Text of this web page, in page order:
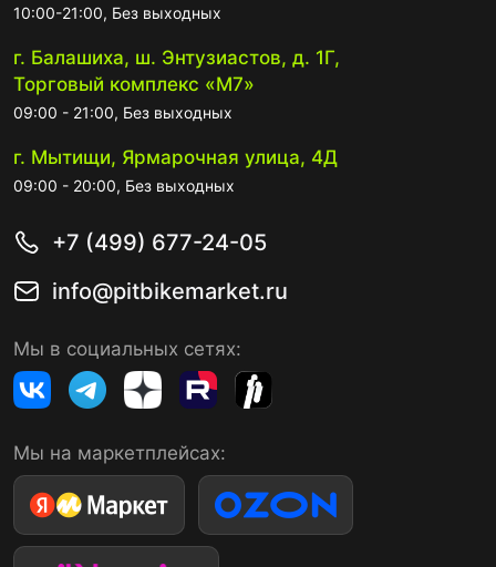
10:00-21:00, Без выходных
г. Балашиха, ш. Энтузиастов, д. 1Г,
Торговый комплекс «М7»
09:00 - 21:00, Без выходных
г. Мытищи, Ярмарочная улица, 4Д
09:00 - 20:00, Без выходных
+7 (499) 677-24-05
info@pitbikemarket.ru
Мы в социальных сетях:
Мы на маркетплейсах: